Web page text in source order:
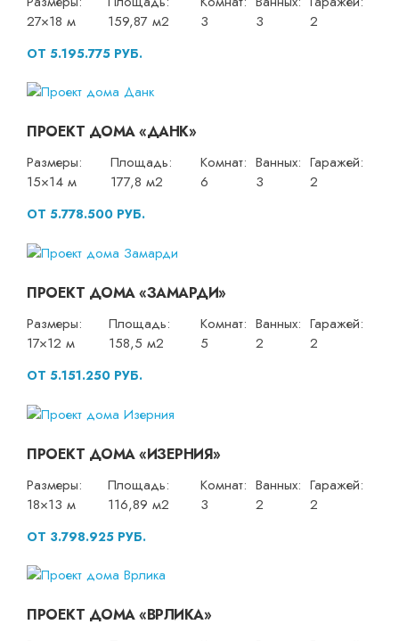
27×18 м
159,87 м2
3
3
2
ОТ 5.195.775 РУБ.
ПРОЕКТ ДОМА «ДАНК»
Размеры:
15×14 м
Площадь:
177,8 м2
Комнат:
6
Ванных:
3
Гаражей:
2
ОТ 5.778.500 РУБ.
ПРОЕКТ ДОМА «ЗАМАРДИ»
Размеры:
17×12 м
Площадь:
158,5 м2
Комнат:
5
Ванных:
2
Гаражей:
2
ОТ 5.151.250 РУБ.
ПРОЕКТ ДОМА «ИЗЕРНИЯ»
Размеры:
18×13 м
Площадь:
116,89 м2
Комнат:
3
Ванных:
2
Гаражей:
2
ОТ 3.798.925 РУБ.
ПРОЕКТ ДОМА «ВРЛИКА»